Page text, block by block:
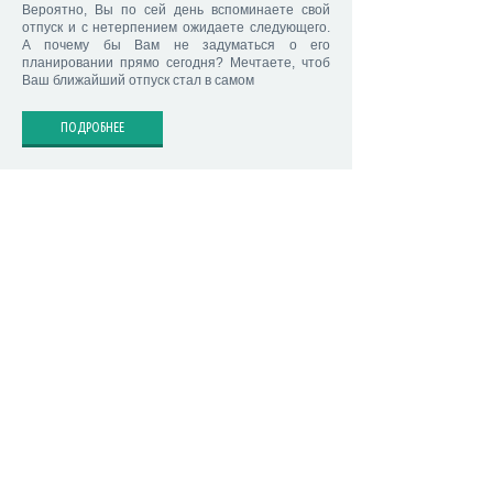
Вероятно, Вы по сей день вспоминаете свой
отпуск и с нетерпением ожидаете следующего.
А почему бы Вам не задуматься о его
планировании прямо сегодня? Мечтаете, чтоб
Ваш ближайший отпуск стал в самом
ПОДРОБНЕЕ